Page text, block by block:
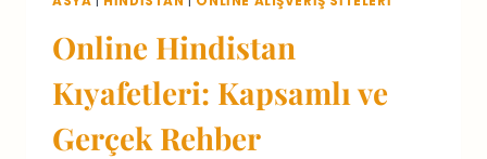
Online Hindistan
Kıyafetleri: Kapsamlı ve
Gerçek Rehber